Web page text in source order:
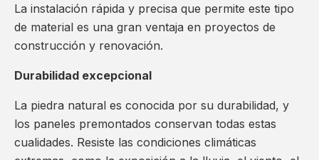
La instalación rápida y precisa que permite este tipo
de material es una gran ventaja en proyectos de
construcción y renovación.
Durabilidad excepcional
La piedra natural es conocida por su durabilidad, y
los paneles premontados conservan todas estas
cualidades. Resiste las condiciones climáticas